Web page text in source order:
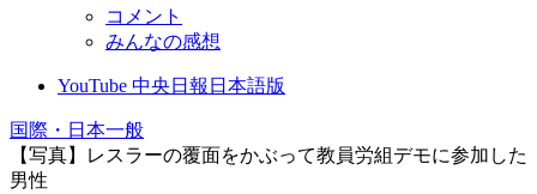
コメント
みんなの感想
YouTube 中央日報日本語版
国際・日本一般
【写真】レスラーの覆面をかぶって教員労組デモに参加した
男性